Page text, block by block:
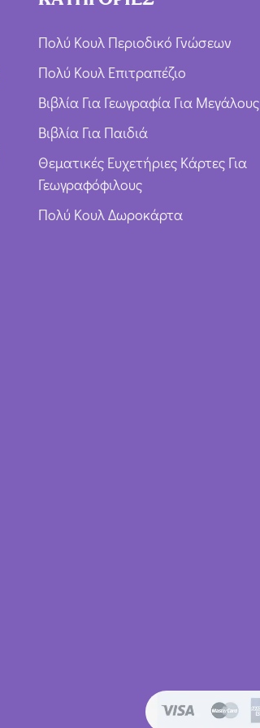
Πολύ Κουλ Περιοδικό Γνώσεων
Πολύ Κουλ Επιτραπέζιο
Βιβλία Για Γεωγραφία Για Μεγάλους
Βιβλία Για Παιδιά
Θεματικές Ευχετήριες Κάρτες Για
Γεωγραφόφιλους
Πολύ Κουλ Δωροκάρτα